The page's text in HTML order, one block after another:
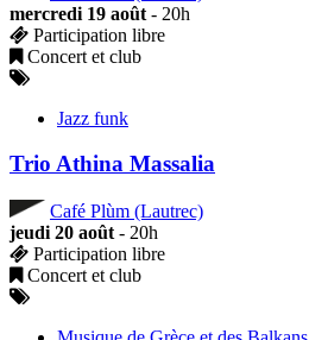
mercredi 19 août - 20h
Participation libre
Concert et club
Jazz funk
Trio Athina Massalia
Café Plùm (Lautrec)
jeudi 20 août - 20h
Participation libre
Concert et club